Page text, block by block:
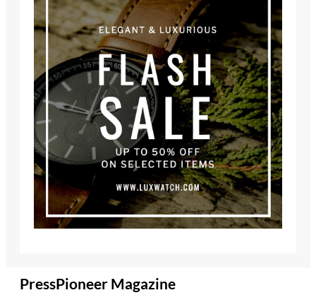
PressPioneer Magazine